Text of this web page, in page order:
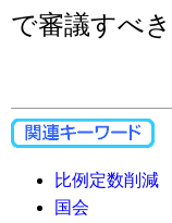
で審議すべ
比例定数削減
国会